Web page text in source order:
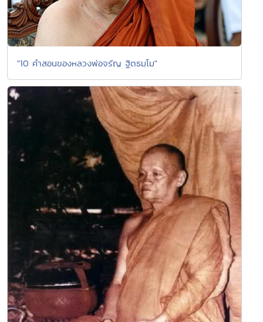
"10 คำสอนของหลวงพ่อจรัญ ฐิตธมฺโม"